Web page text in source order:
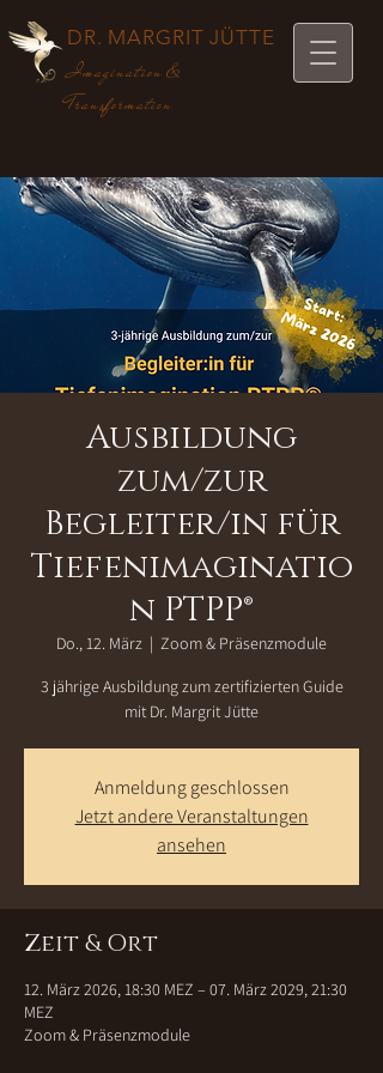
DR. MARGRIT JÜTTE
Imagination &
Transformation
Ausbildung
zum/zur
Begleiter/in für
Tiefenimaginatio
n PTPP®
Do., 12. März
  |
Zoom & Präsenzmodule
3 jährige Ausbildung zum zertifizierten Guide
mit Dr. Margrit Jütte
Anmeldung geschlossen
Jetzt andere Veranstaltungen
ansehen
Zeit & Ort
12. März 2026, 18:30 MEZ – 07. März 2029, 21:30
MEZ
Zoom & Präsenzmodule